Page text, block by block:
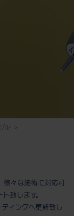
ル
々な施術に対応可
致します。
ィングへ更新致し